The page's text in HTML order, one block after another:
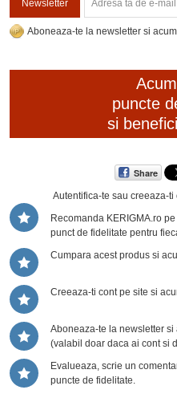
Newsletter
Aboneaza-te la newsletter si
puncte
si
Share
Autentifica-te sau creeaza-ti
Recomanda KERIGMA.ro
punct de fidelitate pentru
Cumpara acest produs si
Creeaza-ti cont pe site si
Aboneaza-te la newsletter si
(valabil doar daca ai cont si
Evalueaza, scrie un
puncte de fidelitate.